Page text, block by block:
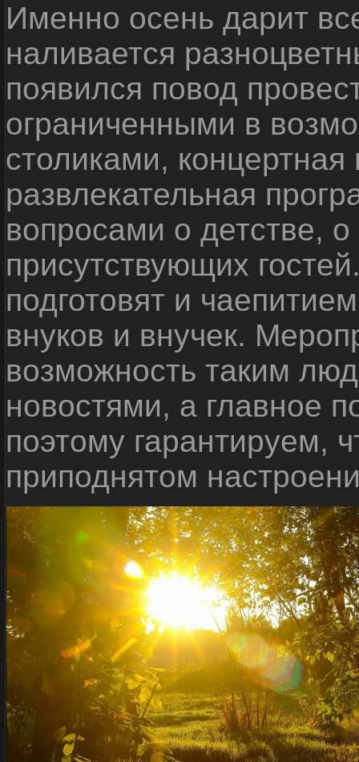
Именно осень дарит
наливается
появился повод
ограниченными в
столиками,
развлекательная
вопросами о детстве,
присутствующих
подготовят и
внуков и внучек.
возможность таким
новостями, а главное
поэтому гарантируем,
приподнятом